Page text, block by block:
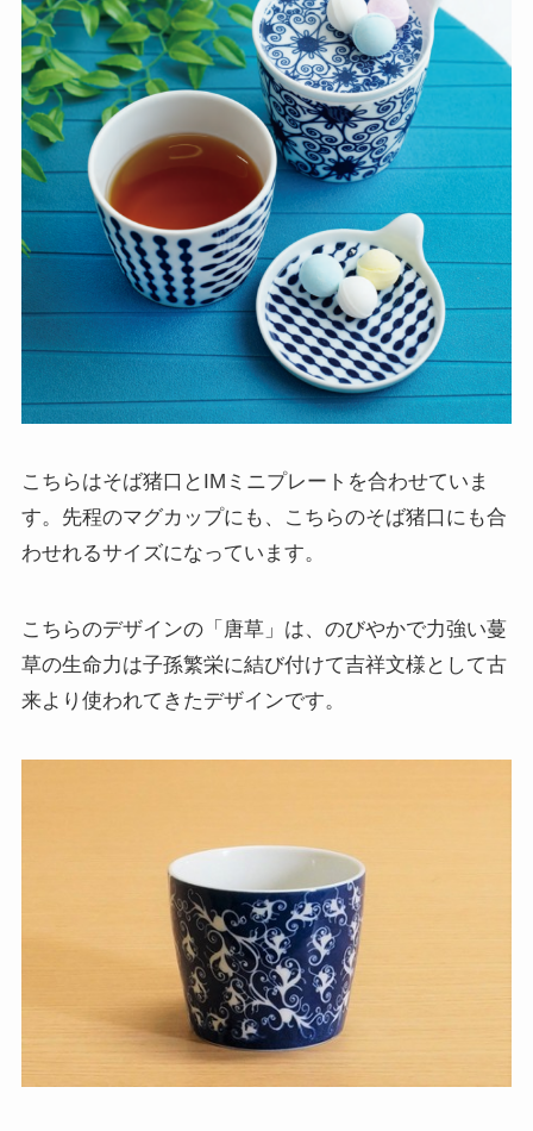
こちらはそば猪口とIMミニプレートを合わせていま
す。先程のマグカップにも、こちらのそば猪口にも合
わせれるサイズになっています。
こちらのデザインの「唐草」は、のびやかで力強い蔓
草の生命力は子孫繁栄に結び付けて吉祥文様として古
来より使われてきたデザインです。